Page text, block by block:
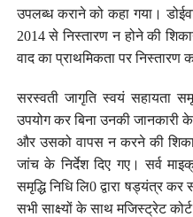
उपलब्ध कराने को कहा गया।
2014 से निस्तारण न होने की
वाद का प्राथमिकता पर निस्तारण
सरस्वती जागृति स्वयं सहायता
उपयोग कर बिना उनकी
और उसको वापस न करने की
जांच के निर्देश दिए गए। सर्व
समृद्धि निधि लि0 द्वारा षड्यंत्र
सभी साक्ष्यों के साथ मजिस्ट्रेट